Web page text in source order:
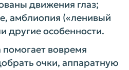
движения глаз;
амблиопия («ленивый
другие особенности.
помогает вовремя
очки, аппаратную